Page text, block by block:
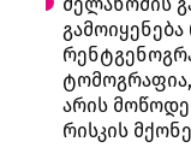
მელანომის
ტომოგრაფია,
არის
რისკის